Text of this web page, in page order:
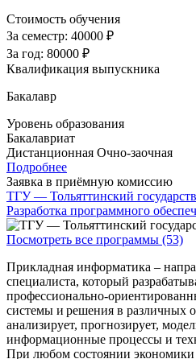
Стоимость обучения
За семестр: 40000 ₽
За год: 80000 ₽
Квалификация выпускника
Бакалавр
Уровень образования
Бакалавриат
Дистанционная Очно-заочная
Подробнее
Заявка в приёмную комиссию
ТГУ — Тольяттинский
Разработка программного
Посмотреть все программы (53)
Прикладная информатика –
специалиста, который
профессионально-
системы и решения в различных
анализирует, прогнозирует,
информационные процессы и
При любом состоянии